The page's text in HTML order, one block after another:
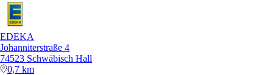
EDEKA
Johanniterstraße 4
74523 Schwäbisch Hall
0,7 km